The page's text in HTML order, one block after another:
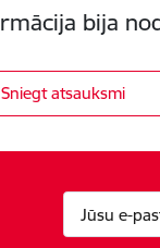
bija
Sniegt atsauksmi